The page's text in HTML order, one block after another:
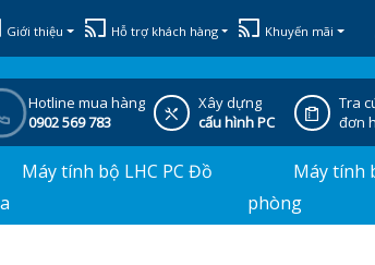
Giới thiệu Hỗ trợ khách hàng Khuyến mãi
Hotline mua hàng
0902 569 783
Xây dựng
cấu hình PC
Tra
đơn
Máy tính bộ LHC PC Đồ
Máy tính
phòng